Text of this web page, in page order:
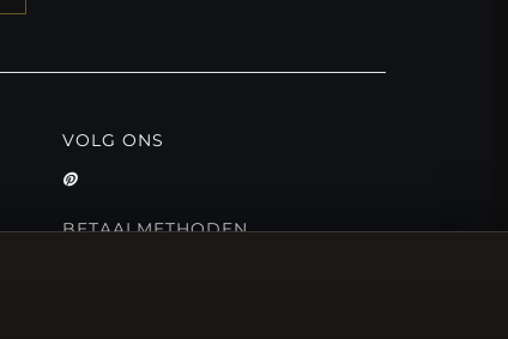
VOLG ONS
BETAALMETHODEN